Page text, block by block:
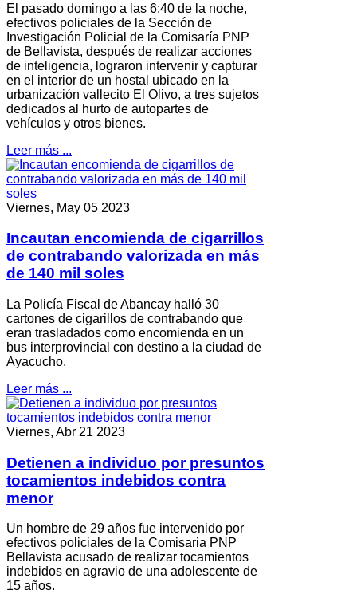
El pasado domingo a las 6:40 de la noche,
efectivos policiales de la Sección de
Investigación Policial de la Comisaría PNP
de Bellavista, después de realizar acciones
de inteligencia, lograron intervenir y capturar
en el interior de un hostal ubicado en la
urbanización vallecito El Olivo, a tres sujetos
dedicados al hurto de autopartes de
vehículos y otros bienes.
Leer más ...
Viernes, May 05 2023
Incautan encomienda de cigarrillos
de contrabando valorizada en más
de 140 mil soles
La Policía Fiscal de Abancay halló 30
cartones de cigarillos de contrabando que
eran trasladados como encomienda en un
bus interprovincial con destino a la ciudad de
Ayacucho.
Leer más ...
Viernes, Abr 21 2023
Detienen a individuo por presuntos
tocamientos indebidos contra
menor
Un hombre de 29 años fue intervenido por
efectivos policiales de la Comisaria PNP
Bellavista acusado de realizar tocamientos
indebidos en agravio de una adolescente de
15 años.